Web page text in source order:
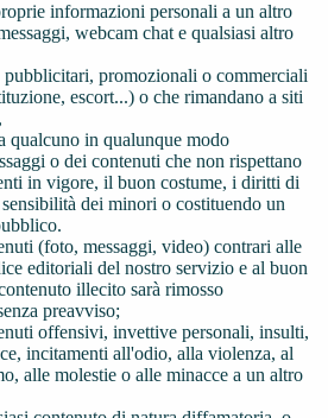
informazioni personali a un altro
webcam chat e qualsiasi altro
promozionali o commerciali
escort...) o che rimandano a siti
qualcuno in qualunque modo
o dei contenuti che non rispettano
in vigore, il buon costume, i diritti di
dei minori o costituendo un
(foto, messaggi, video) contrari alle
editoriali del nostro servizio e al buon
illecito sarà rimosso
preavviso;
offensivi, invettive personali, insulti,
incitamenti all'odio, alla violenza, al
alle molestie o alle minacce a un altro